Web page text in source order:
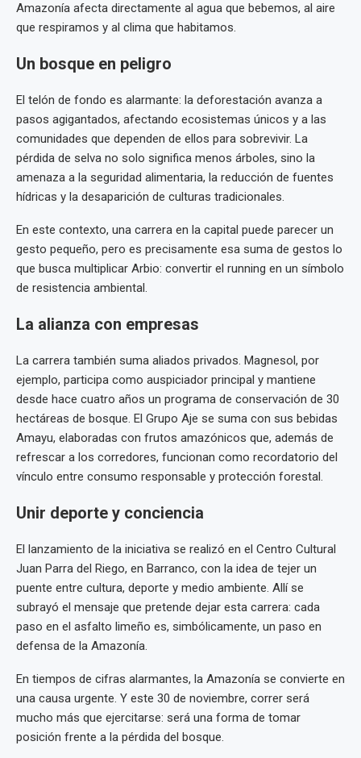
Amazonía afecta directamente al agua que bebemos, al aire
que respiramos y al clima que habitamos.
Un bosque en peligro
El telón de fondo es alarmante: la deforestación avanza a
pasos agigantados, afectando ecosistemas únicos y a las
comunidades que dependen de ellos para sobrevivir. La
pérdida de selva no solo significa menos árboles, sino la
amenaza a la seguridad alimentaria, la reducción de fuentes
hídricas y la desaparición de culturas tradicionales.
En este contexto, una carrera en la capital puede parecer un
gesto pequeño, pero es precisamente esa suma de gestos lo
que busca multiplicar Arbio: convertir el running en un símbolo
de resistencia ambiental.
La alianza con empresas
La carrera también suma aliados privados. Magnesol, por
ejemplo, participa como auspiciador principal y mantiene
desde hace cuatro años un programa de conservación de 30
hectáreas de bosque. El Grupo Aje se suma con sus bebidas
Amayu, elaboradas con frutos amazónicos que, además de
refrescar a los corredores, funcionan como recordatorio del
vínculo entre consumo responsable y protección forestal.
Unir deporte y conciencia
El lanzamiento de la iniciativa se realizó en el Centro Cultural
Juan Parra del Riego, en Barranco, con la idea de tejer un
puente entre cultura, deporte y medio ambiente. Allí se
subrayó el mensaje que pretende dejar esta carrera: cada
paso en el asfalto limeño es, simbólicamente, un paso en
defensa de la Amazonía.
En tiempos de cifras alarmantes, la Amazonía se convierte en
una causa urgente. Y este 30 de noviembre, correr será
mucho más que ejercitarse: será una forma de tomar
posición frente a la pérdida del bosque.